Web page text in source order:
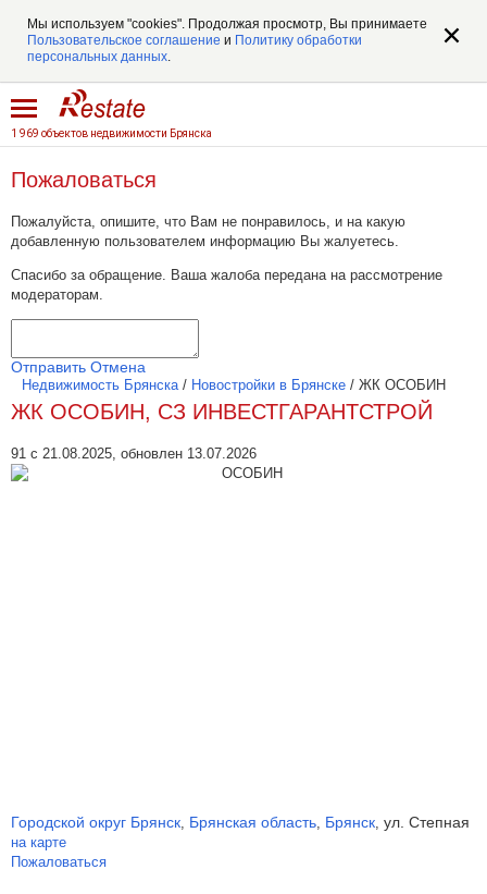
Мы используем "cookies". Продолжая просмотр, Вы принимаете
Пользовательское соглашение и Политику обработки
персональных данных.
1 969 объектов недвижимости Брянска
Пожаловаться
Пожалуйста, опишите, что Вам не понравилось, и на какую
добавленную пользователем информацию Вы жалуетесь.
Спасибо за обращение. Ваша жалоба передана на рассмотрение
модераторам.
Отправить Отмена
Недвижимость Брянска/ Новостройки в Брянске / ЖК ОСОБИН
ЖК ОСОБИН, СЗ ИНВЕСТГАРАНТСТРОЙ
91 с 21.08.2025, обновлен 13.07.2026
Городской округ Брянск, Брянская область, Брянск, ул. Степная
на карте
Пожаловаться